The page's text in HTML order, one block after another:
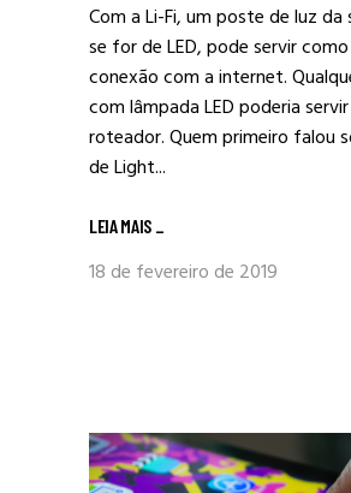
Com a Li-Fi, um poste de luz da
se for de LED, pode servir
conexão com a internet.
com lâmpada LED poderia
roteador. Quem primeiro falou
de Light...
LEIA MAIS _
18 de fevereiro de 2019